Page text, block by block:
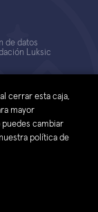
Reservados
de datos
Luksic
cerrar esta caja,
mayor
cambiar
política de